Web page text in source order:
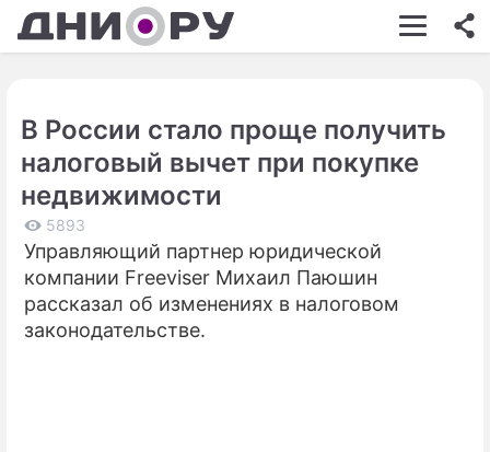
ШОУ-БИЗНЕС
КИНО
НЕДВИЖИМОСТЬ
ЭКОНОМИКА
ПРОИСШЕСТВИЯ
В России стало проще получить
налоговый вычет при покупке
недвижимости
5893
Управляющий партнер юридической
компании Freeviser Михаил Паюшин
рассказал об изменениях в налоговом
законодательстве.